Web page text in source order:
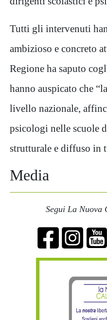
Tutti gli intervenuti
ambizioso e concreto
Regione ha saputo
hanno auspicato che
livello nazionale,
psicologi nelle scuole
strutturale e diffuso in
Media
Segui La Nuova